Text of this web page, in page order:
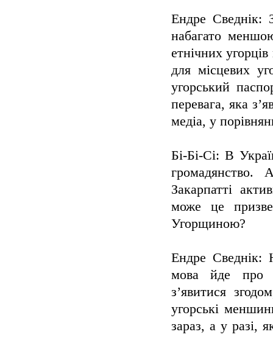
Ендре Сведнік:
набагато
етнічних
для місцевих
угорський
перевага, яка
медіа, у
Бі-Бі-Сі: В
громадянство.
Закарпатті
може це
Угорщиною?
Ендре Сведнік:
мова йде про
з’явитися
угорські
зараз, а у разі,